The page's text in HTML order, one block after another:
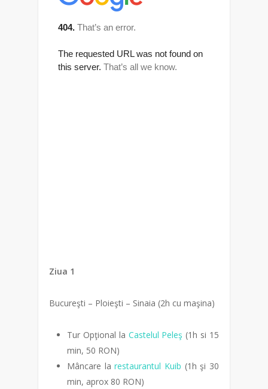
Ziua 1
Bucureşti – Ploieşti – Sinaia (2h cu maşina)
Tur Opţional la Castelul Peleş (1h si 15
min, 50 RON)
Mâncare larestaurantul Kuib (1h şi 30
min, aprox 80 RON)